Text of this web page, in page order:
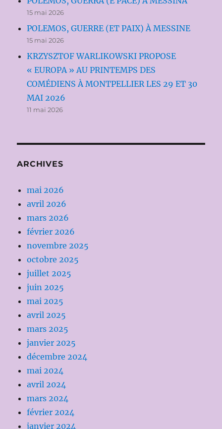
15 mai 2026
POLEMOS, GUERRE (ET PAIX) À MESSINE
15 mai 2026
KRZYSZTOF WARLIKOWSKI PROPOSE
« EUROPA » AU PRINTEMPS DES
COMÉDIENS À MONTPELLIER LES 29 ET 30
MAI 2026
11 mai 2026
ARCHIVES
mai 2026
avril 2026
mars 2026
février 2026
novembre 2025
octobre 2025
juillet 2025
juin 2025
mai 2025
avril 2025
mars 2025
janvier 2025
décembre 2024
mai 2024
avril 2024
mars 2024
février 2024
janvier 2024